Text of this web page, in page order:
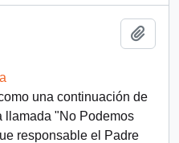
una continuación de
llamada "No Podemos
responsable el Padre